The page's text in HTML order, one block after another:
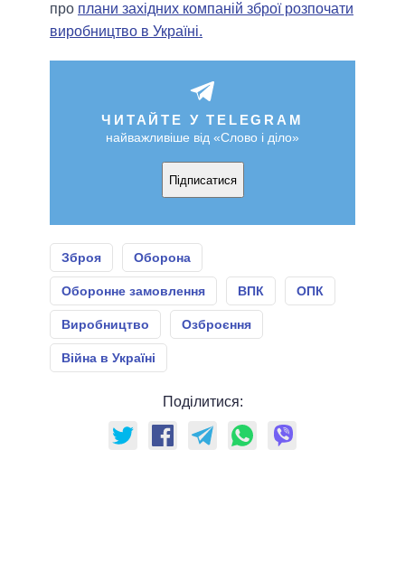
про плани західних компаній зброї розпочати
виробництво в Україні.
ЧИТАЙТЕ У TELEGRAM
найважливіше від «Слово і діло»
Підписатися
Зброя Оборона
Оборонне замовлення ВПК ОПК
Виробництво Озброєння
Війна в Україні
Поділитися: